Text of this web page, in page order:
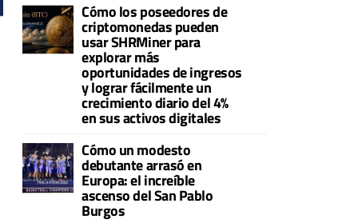
Cómo los poseedores de
criptomonedas pueden
usar SHRMiner para
explorar más
oportunidades de ingresos
y lograr fácilmente un
crecimiento diario del 4%
en sus activos digitales
Cómo un modesto
debutante arrasó en
Europa: el increíble
ascenso del San Pablo
Burgos